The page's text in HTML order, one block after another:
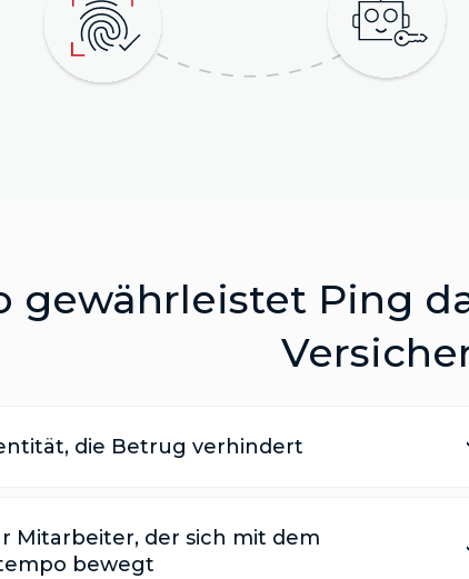
gewährleistet Ping
die Betrug verhindert
Mitarbeiter, der sich mit dem
bewegt